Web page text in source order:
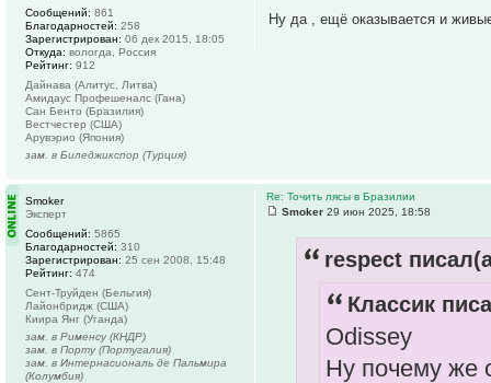
Ну да , ещё оказывается и
Сообщений: 861
Благодарностей: 258
Зарегистрирован: 06 дек 2015, 18:05
Откуда: вологда, Россия
Рейтинг: 912
Дайнава (Алитус, Литва)
Амидаус Профешеналс (Гана)
Сан Бенто (Бразилия)
Вестчестер (США)
Арувэрио (Япония)
зам. в Биледжикспор (Турция)
Re: Точить лясы в Бразилии
Smoker 29 июн 2025, 18:58
respect
Классик
Odissey
Ну почему же
Smoker
Эксперт
Сообщений: 5865
Благодарностей: 310
Зарегистрирован: 25 сен 2008, 15:48
Рейтинг: 474
Сент-Труйден (Бельгия)
Лайонбридж (США)
Киира Янг (Уганда)
зам. в Рименсу (КНДР)
зам. в Порту (Португалия)
зам. в Интернасиональ де Пальмира
(Колумбия)